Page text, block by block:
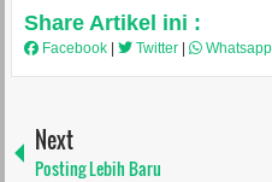
Share Artikel ini :
Facebook | Twitter | Whatsapp
Next
Posting Lebih Baru